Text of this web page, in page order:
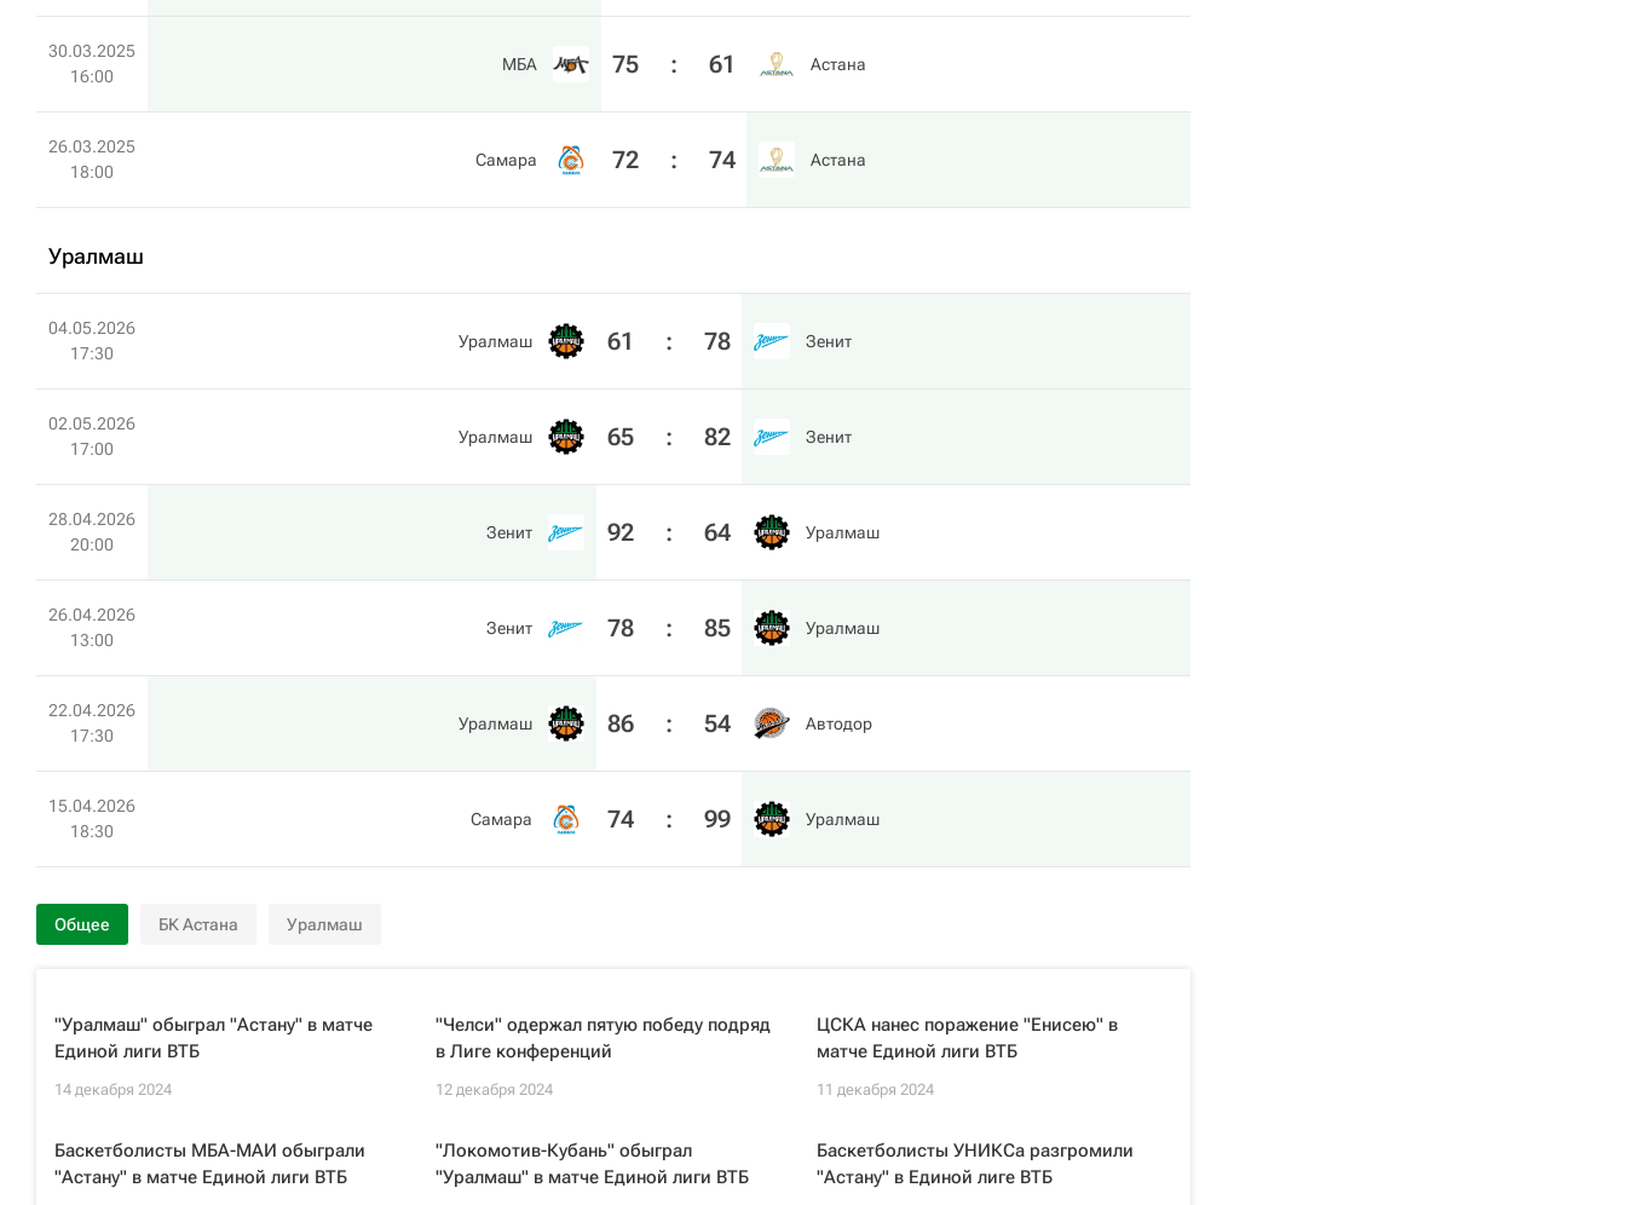
30.03.2025
16:00
МБА 75 : 61 Астана
26.03.2025
18:00
Самара 72 : 74 Астана
Уралмаш
04.05.2026
17:30
Уралмаш 61 : 78 Зенит
02.05.2026
17:00
Уралмаш 65 : 82 Зенит
28.04.2026
20:00
Зенит 92 : 64 Уралмаш
26.04.2026
13:00
Зенит 78 : 85 Уралмаш
22.04.2026
17:30
Уралмаш 86 : 54 Автодор
15.04.2026
18:30
Самара 74 : 99 Уралмаш
Общее БК Астана Уралмаш
"Уралмаш" обыграл "Астану" в матче
Единой лиги ВТБ
14 декабря 2024
"Челси" одержал пятую победу подряд
в Лиге конференций
12 декабря 2024
ЦСКА нанес поражение "Енисею" в
матче Единой лиги ВТБ
11 декабря 2024
Баскетболисты МБА-МАИ обыграли
"Астану" в матче Единой лиги ВТБ
"Локомотив-Кубань" обыграл
"Уралмаш" в матче Единой лиги ВТБ
Баскетболисты УНИКСа разгромили
"Астану" в Единой лиге ВТБ